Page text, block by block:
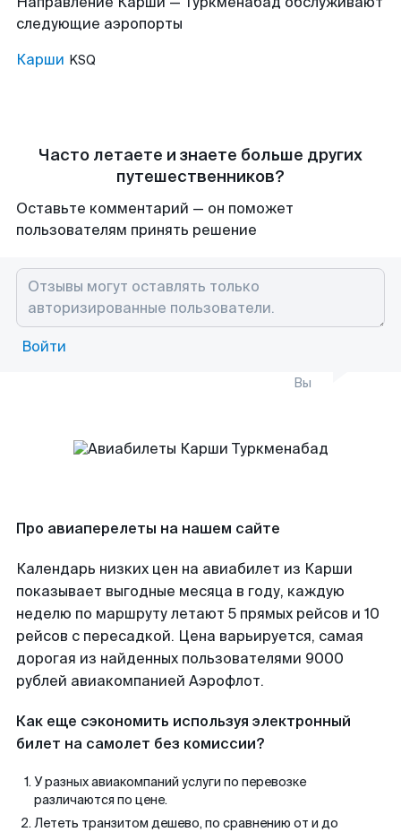
следующие аэропорты
Карши KSQ
Часто летаете и знаете больше других
путешественников?
Оставьте комментарий — он поможет
пользователям принять решение
Войти
Вы
Про авиаперелеты на нашем сайте
Календарь низких цен на авиабилет из Карши
показывает выгодные месяца в году, каждую
неделю по маршруту летают 5 прямых рейсов и 10
рейсов с пересадкой. Цена варьируется, самая
дорогая из найденных пользователями 9000
рублей авиакомпанией Аэрофлот.
Как еще сэкономить используя электронный
билет на самолет без комиссии?
У разных авиакомпаний услуги по перевозке
различаются по цене.
Лететь транзитом дешево, по сравнению от и до